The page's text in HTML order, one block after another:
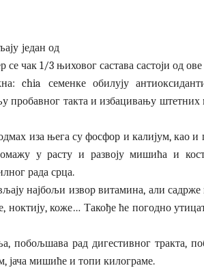
један од
се чак 1/3 њиховог састава састоји од
chia семенке обилују
пробавног такта и избацивању штетних
иза њега су фосфор и калијум, као и
у расту и развоју мишића и
рада срца.
најбољи извор витамина, али
ноктију, коже… Такође ће погодно
побољшава рад дигестивног тракта,
јача мишиће и топи килограме.